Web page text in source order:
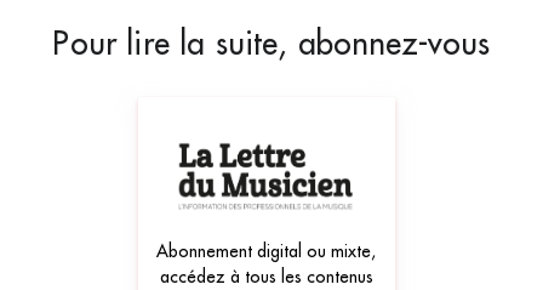
Pour lire la suite, abonnez-vous
Abonnement digital ou mixte,
accédez à tous les contenus